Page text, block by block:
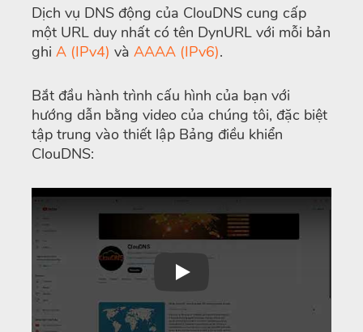
Dịch vụ DNS động của ClouDNS cung cấp
một URL duy nhất có tên DynURL với mỗi bản
ghi A (IPv4) và AAAA (IPv6).
Bắt đầu hành trình cấu hình của bạn với
hướng dẫn bằng video của chúng tôi, đặc biệt
tập trung vào thiết lập Bảng điều khiển
ClouDNS:
Play